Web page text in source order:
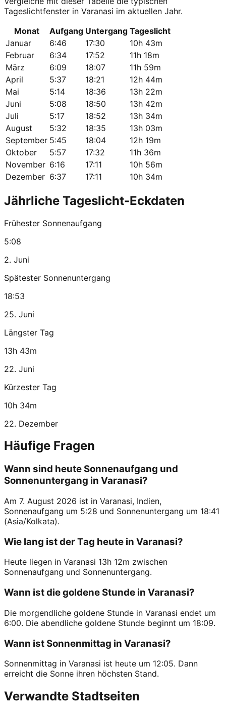
Tageslichtfenster in Varanasi im aktuellen Jahr.
Monat
Aufgang Untergang Tageslicht
Januar
6:46 17:30
10h 43m
Februar
6:34 17:52
11h 18m
März
6:09 18:07
11h 59m
April
5:37 18:21
12h 44m
Mai
5:14 18:36
13h 22m
Juni
5:08 18:50
13h 42m
Juli
5:17 18:52
13h 34m
August
5:32 18:35
13h 03m
September 5:45 18:04
12h 19m
Oktober
5:57 17:32
11h 36m
November 6:16 17:11
10h 56m
Dezember 6:37 17:11 10h 34m
Jährliche Tageslicht-Eckdaten
Frühester Sonnenaufgang
5:08
2. Juni
Spätester Sonnenuntergang
18:53
25. Juni
Längster Tag
13h 43m
22. Juni
Kürzester Tag
10h 34m
22. Dezember
Häufige Fragen
Wann sind heute Sonnenaufgang und
Sonnenuntergang in Varanasi?
Am 7. August 2026 ist in Varanasi, Indien,
Sonnenaufgang um 5:28 und Sonnenuntergang um 18:41
(Asia/Kolkata).
Wie lang ist der Tag heute in Varanasi?
Heute liegen in Varanasi 13h 12m zwischen
Sonnenaufgang und Sonnenuntergang.
Wann ist die goldene Stunde in Varanasi?
Die morgendliche goldene Stunde in Varanasi endet um
6:00. Die abendliche goldene Stunde beginnt um 18:09.
Wann ist Sonnenmittag in Varanasi?
Sonnenmittag in Varanasi ist heute um 12:05. Dann
erreicht die Sonne ihren höchsten Stand.
Verwandte Stadtseiten